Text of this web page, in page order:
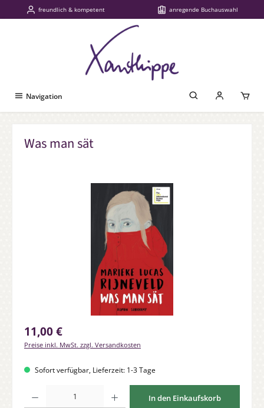
Zum Hauptinhalt springen
freundlich & kompetent anregende Buchauswahl
Navigation
Was man sät
Regulärer Preis:
11,00 €
Preise inkl. MwSt. zzgl. Versandkosten
Sofort verfügbar, Lieferzeit: 1-3 Tage
In den Einkaufskorb